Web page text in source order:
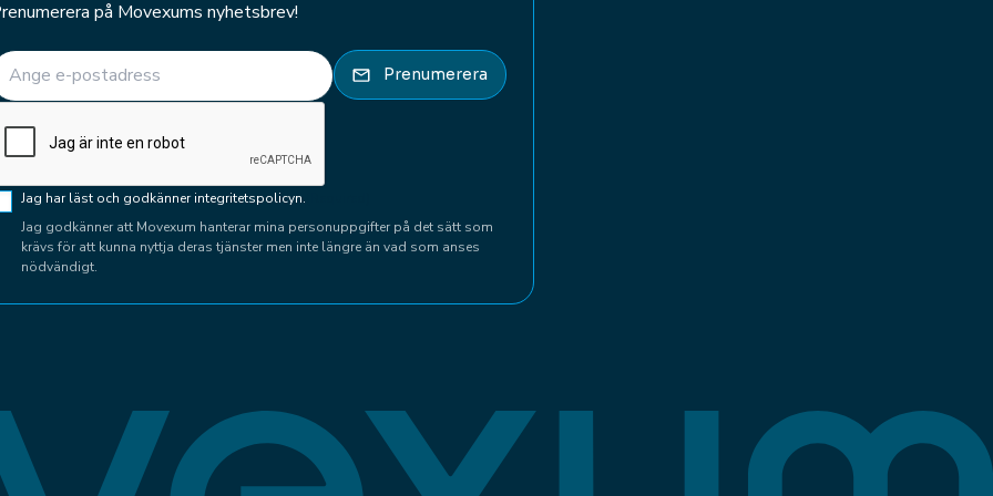
på Movexums nyhetsbrev!
post (Required) Prenumerera
(Required)
Jag har läst och godkänner integritetspolicyn.
Jag godkänner att Movexum hanterar mina personuppgifter på det sätt som
krävs för att kunna nyttja deras tjänster men inte längre än vad som anses
nödvändigt.